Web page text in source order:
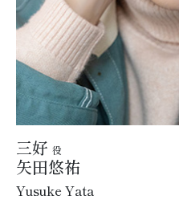
三好 役
矢田悠祐
Yusuke Yata